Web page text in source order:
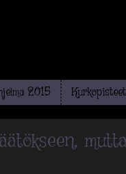
2015 Kurkopisteet